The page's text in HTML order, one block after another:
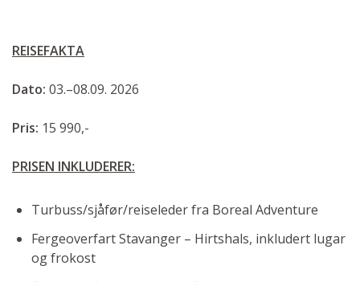
REISEFAKTA
Dato: 03.–08.09. 2026
Pris: 15 990,-
PRISEN INKLUDERER:
Turbuss/sjåfør/reiseleder fra Boreal Adventure
Fergeoverfart Stavanger – Hirtshals, inkludert lugar
og frokost